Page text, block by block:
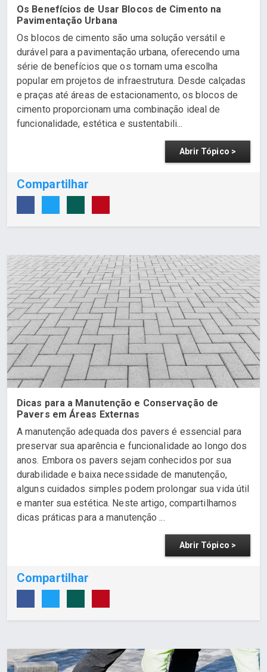
Os Benefícios de Usar Blocos de Cimento na
Pavimentação Urbana
Os blocos de cimento são uma solução versátil e
durável para a pavimentação urbana, oferecendo uma
série de benefícios que os tornam uma escolha
popular em projetos de infraestrutura. Desde calçadas
e praças até áreas de estacionamento, os blocos de
cimento proporcionam uma combinação ideal de
funcionalidade, estética e sustentabili...
Abrir Tópico >
Compartilhar
Dicas para a Manutenção e Conservação de
Pavers em Áreas Externas
A manutenção adequada dos pavers é essencial para
preservar sua aparência e funcionalidade ao longo dos
anos. Embora os pavers sejam conhecidos por sua
durabilidade e baixa necessidade de manutenção,
alguns cuidados simples podem prolongar sua vida útil
e manter sua estética. Neste artigo, compartilhamos
dicas práticas para a manutenção ...
Abrir Tópico >
Compartilhar